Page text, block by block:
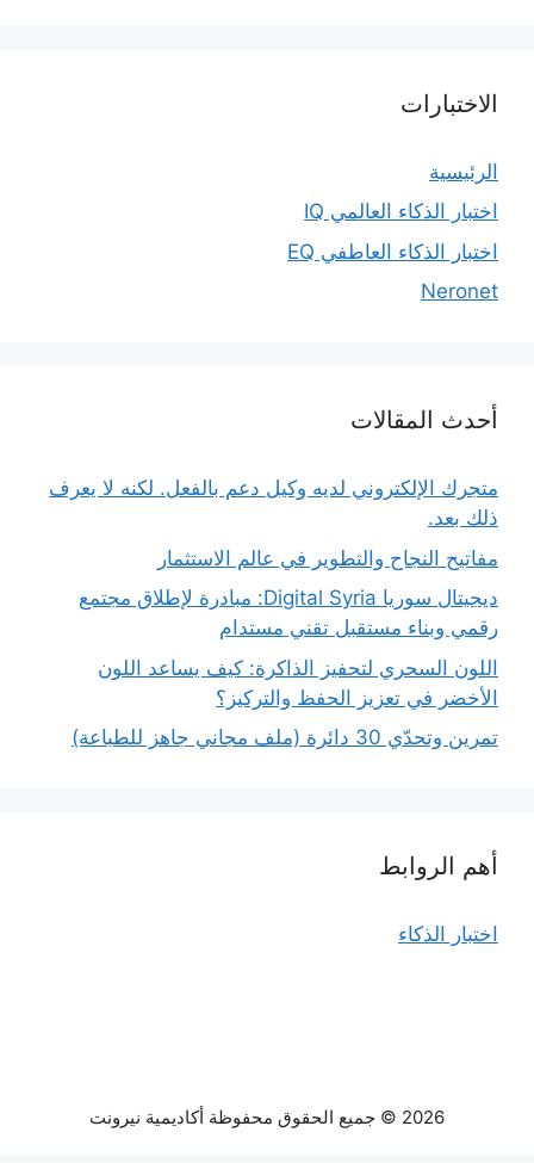
الاختبارات
الرئيسية
اختبار الذكاء العالمي IQ
اختبار الذكاء العاطفي EQ
Neronet
أحدث المقالات
متجرك الإلكتروني لديه وكيل دعم بالفعل. لكنه لا يعرف
ذلك بعد.
مفاتيح النجاح والتطوير في عالم الاستثمار
ديجيتال سوريا Digital Syria: مبادرة لإطلاق مجتمع
رقمي وبناء مستقبل تقني مستدام
اللون السحري لتحفيز الذاكرة: كيف يساعد اللون
الأخضر في تعزيز الحفظ والتركيز؟
تمرين وتحدّي 30 دائرة (ملف مجاني جاهز للطباعة)
أهم الروابط
اختبار الذكاء
2026 © جميع الحقوق محفوظة أكاديمية نيرونت